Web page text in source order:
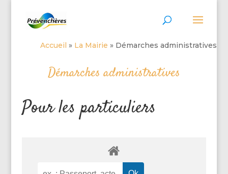
Accueil » La Mairie » Démarches administratives
Démarches administratives
Pour les particuliers